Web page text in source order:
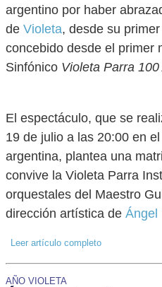
argentino por haber
de Violeta, desde su
concebido desde el primer
Sinfónico Violeta Parra 100
El espectáculo, que se
19 de julio a las 20:00 en
argentina, plantea una
convive la Violeta Parra
orquestales del Maestro
dirección artística de Ángel
Leer artículo completo
AÑO VIOLETA